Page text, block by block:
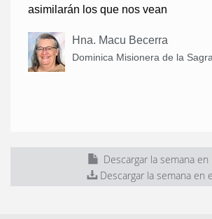
asimilarán los que nos vean
Hna. Macu Becerra
Dominica Misionera de la
Descargar la semana en
Descargar la semana en